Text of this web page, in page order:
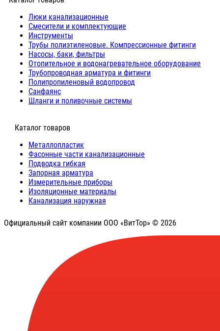
Люки канализационные
Cмесители и комплектующие
Инструменты
Трубы полиэтиленовые. Компрессионные фитинги
Насосы, баки, фильтры
Отопительное и водонагревательное оборудование
Трубопроводная арматура и фитинги
Полипропиленовый водопровод
Санфаянс
Шланги и поливочные системы
⠀Каталог товаров
Металлопластик
Фасонные части канализационные
Подводка гибкая
Запорная арматура
Измерительные приборы
Изоляционные материалы
Канализация наружная
Официальный сайт компании ООО «ВитТор» © 2026